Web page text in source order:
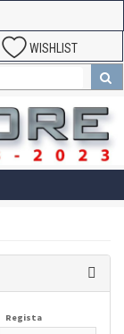
WISHLIST
Regista